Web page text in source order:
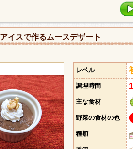
アイスで作るムースデザート
レベル
調理時間
主な食材
野菜の食材の色
種類